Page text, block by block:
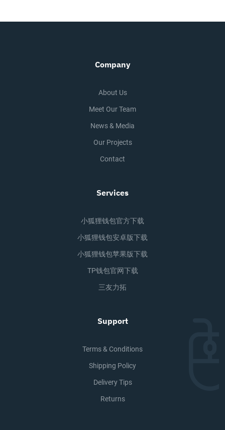
Company
About Us
Meet Our Team
News & Media
Our Projects
Contact
Services
小狐狸钱包官方下载
小狐狸钱包安卓版下载
小狐狸钱包苹果版下载
TP钱包官网下载
三友力拓
Support
Terms & Conditions
Shipping Policy
Delivery Tips
Returns